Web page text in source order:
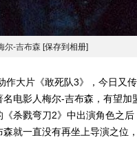
尔-吉布森 [保存到相册]
片《敢死队3》，今日又传
电影人梅尔-吉布森，有望加
杀戮弯刀2》中出演角色之后
就一直没有再坐上导演之位